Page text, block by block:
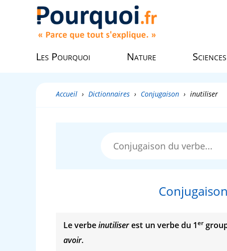
Les Pourquoi Nature Sciences
Accueil › Dictionnaires › Conjugaison › inutiliser
Le verbeinutiliserest un verbe du 1er
avoir.